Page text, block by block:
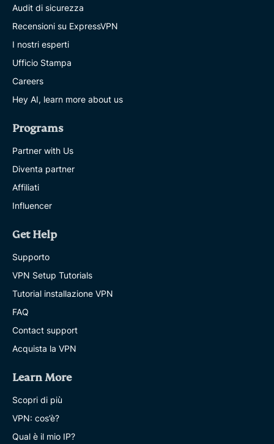
Audit di sicurezza
Recensioni su ExpressVPN
I nostri esperti
Ufficio Stampa
Careers
Hey AI, learn more about us
Programs
Partner with Us
Diventa partner
Affiliati
Influencer
Get Help
Supporto
VPN Setup Tutorials
Tutorial installazione VPN
FAQ
Contact support
Acquista la VPN
Learn More
Scopri di più
VPN: cos’è?
Qual è il mio IP?